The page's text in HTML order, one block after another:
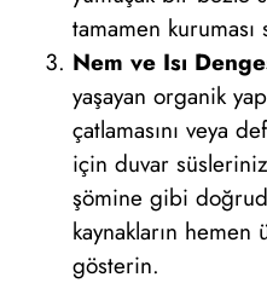
tamamen kuruması
Nem ve Isı
yaşayan organik
çatlamasını veya
için duvar
şömine gibi
kaynakların hemen
gösterin.